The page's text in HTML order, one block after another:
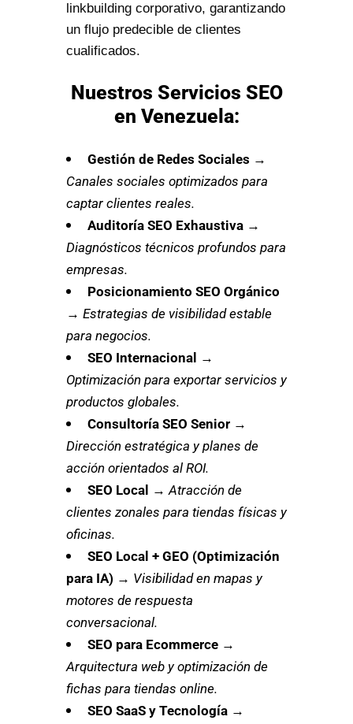
linkbuilding corporativo, garantizando
un flujo predecible de clientes
cualificados.
Nuestros Servicios SEO
en Venezuela:
Gestión de Redes Sociales →
Canales sociales optimizados para
captar clientes reales.
Auditoría SEO Exhaustiva →
Diagnósticos técnicos profundos para
empresas.
Posicionamiento SEO Orgánico
→ Estrategias de visibilidad estable
para negocios.
SEO Internacional →
Optimización para exportar servicios y
productos globales.
Consultoría SEO Senior →
Dirección estratégica y planes de
acción orientados al ROI.
SEO Local →Atracción de
clientes zonales para tiendas físicas y
oficinas.
SEO Local + GEO (Optimización
para IA) → Visibilidad en mapas y
motores de respuesta
conversacional.
SEO para Ecommerce →
Arquitectura web y optimización de
fichas para tiendas online.
SEO SaaS y Tecnología →